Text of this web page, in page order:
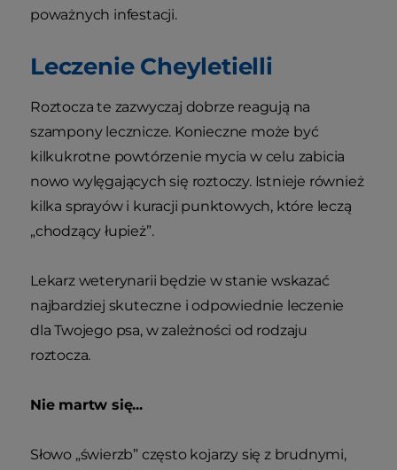
poważnych infestacji.
Leczenie Cheyletielli
Roztocza te zazwyczaj dobrze reagują na
szampony lecznicze. Konieczne może być
kilkukrotne powtórzenie mycia w celu zabicia
nowo wylęgających się roztoczy. Istnieje również
kilka sprayów i kuracji punktowych, które leczą
„chodzący łupież”.
Lekarz weterynarii będzie w stanie wskazać
najbardziej skuteczne i odpowiednie leczenie
dla Twojego psa, w zależności od rodzaju
roztocza.
Nie martw się...
Słowo „świerzb” często kojarzy się z brudnymi,